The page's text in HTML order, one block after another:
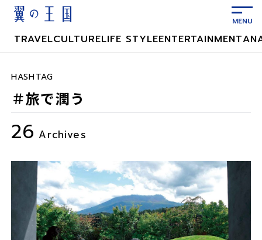
TRAVELCULTURELIFE STYLEENTERTAINMENT
＃旅で潤う
HASHTAG
26 Archives